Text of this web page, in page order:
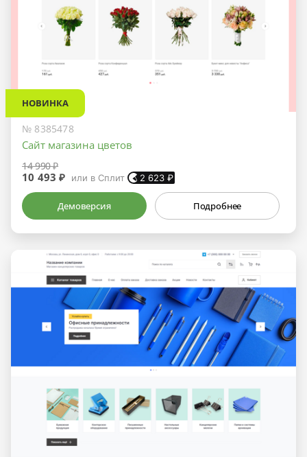
НОВИНКА
№ 8385478
Сайт магазина цветов
14 990 ₽
10 493 ₽ или в Сплит 2 623₽
Демоверсия Подробнее